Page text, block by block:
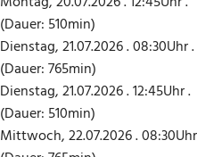
(Dauer: 510min)
Dienstag, 21.07.2026 . 08:30Uhr .
(Dauer: 765min)
Dienstag, 21.07.2026 . 12:45Uhr .
(Dauer: 510min)
Mittwoch, 22.07.2026 .